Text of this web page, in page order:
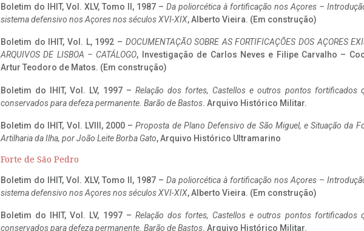
Boletim do IHIT, Vol. XLV, Tomo II, 1987 – Da poliorcética à fortificação nos Açores –
sistema defensivo nos Açores nos séculos XVI-XIX, Alberto Vieira. (Em construção)
Boletim do IHIT, Vol. L, 1992 – DOCUMENTAÇÃO SOBRE AS FORTIFICAÇÕES DOS AÇORES
ARQUIVOS DE LISBOA – CATÁLOGO, Investigação de Carlos Neves e Filipe Carvalho –
Artur Teodoro de Matos. (Em construção)
Boletim do IHIT, Vol. LV, 1997 – Relação dos fortes, Castellos e outros pontos fortificados
conservados para defeza permanente. Barão de Bastos. Arquivo Histórico Militar.
Boletim do IHIT, Vol. LVIII, 2000 –Proposta de Plano Defensivo de São Miguel, e Situação da
Artilharia da Ilha, por João Leite Borba Gato, Arquivo Histórico Ultramarino
Forte de São Pedro
Boletim do IHIT, Vol. XLV, Tomo II, 1987 – Da poliorcética à fortificação nos Açores –
sistema defensivo nos Açores nos séculos XVI-XIX, Alberto Vieira. (Em construção)
Boletim do IHIT, Vol. LV, 1997 – Relação dos fortes, Castellos e outros pontos fortificados
conservados para defeza permanente. Barão de Bastos. Arquivo Histórico Militar.